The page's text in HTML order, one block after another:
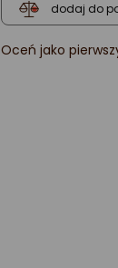
dodaj do
ocena
Oceń jako